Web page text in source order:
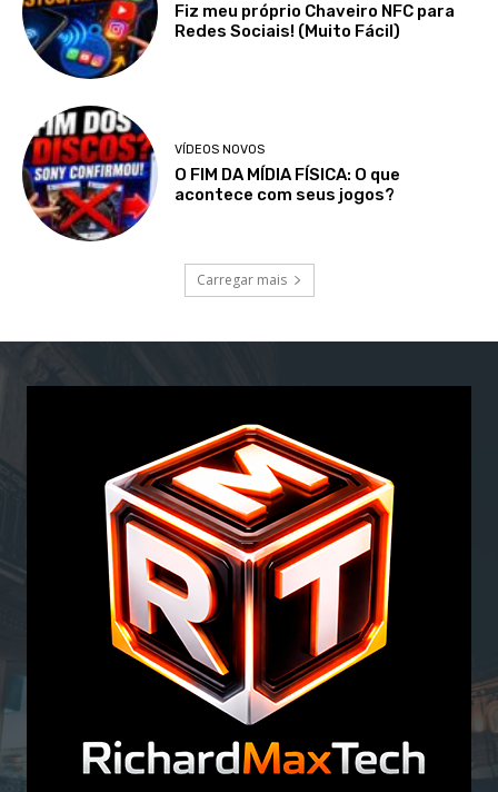
Fiz meu próprio Chaveiro NFC para
Redes Sociais! (Muito Fácil)
VÍDEOS NOVOS
O FIM DA MÍDIA FÍSICA: O que
acontece com seus jogos?
Carregar mais